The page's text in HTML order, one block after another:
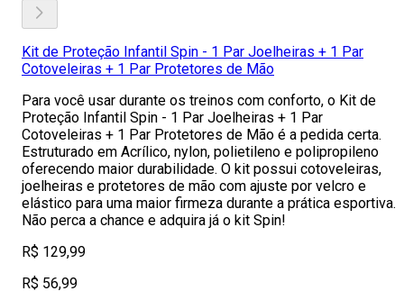
Kit de Proteção Infantil Spin - 1 Par Joelheiras + 1 Par
Cotoveleiras + 1 Par Protetores de Mão
Para você usar durante os treinos com conforto, o Kit de
Proteção Infantil Spin - 1 Par Joelheiras + 1 Par
Cotoveleiras + 1 Par Protetores de Mão é a pedida certa.
Estruturado em Acrílico, nylon, polietileno e polipropileno
oferecendo maior durabilidade. O kit possui cotoveleiras,
joelheiras e protetores de mão com ajuste por velcro e
elástico para uma maior firmeza durante a prática esportiva.
Não perca a chance e adquira já o kit Spin!
R$ 129,99
R$ 56,99